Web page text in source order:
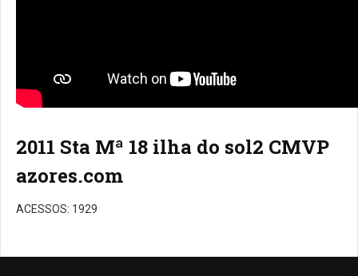
2011 Sta Mª 18 ilha do sol2 CMVP
azores.com
ACESSOS: 1929